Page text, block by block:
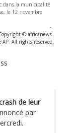
dans la municipalité
le 12 novembre
-
© africanews
All rights reserved.
de leur
par